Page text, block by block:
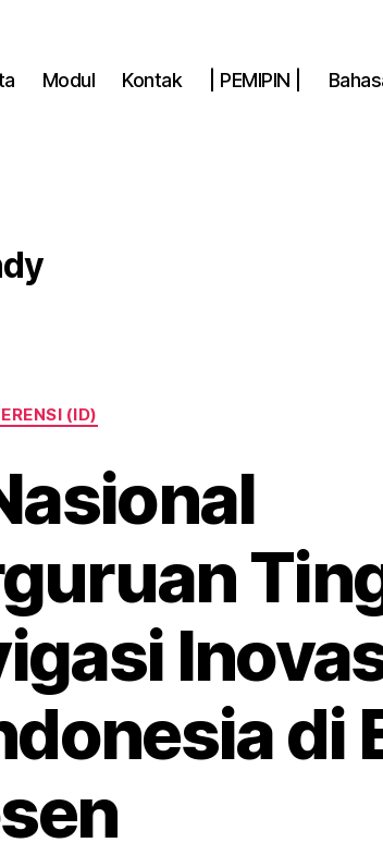
Modul Kontak | PEMIPIN |
(ID)
di